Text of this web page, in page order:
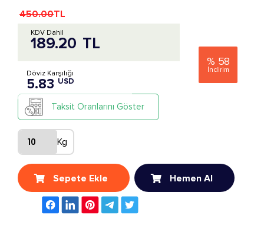
% 58
İndirim
450.00TL
189.20 TL
KDV Dahil
Döviz Karşılığı
5.83 USD
Taksit Oranlarını Göster
Kg
Sepete Ekle Hemen Al